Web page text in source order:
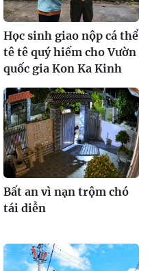
Học sinh giao nộp cá thể
tê tê quý hiếm cho Vườn
quốc gia Kon Ka Kinh
Bất an vì nạn trộm chó
tái diễn